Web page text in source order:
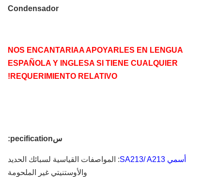
Condensador
NOS ENCANTARIAA APOYARLES EN LENGUA
ESPAÑOLA Y INGLESA SI TIENE CUALQUIER
REQUERIMIENTO RELATIVO!
pecification
:
أسمي SA213/ A213
: المواصفات القياسية لسبائك الحديد
والأوستنيتي غير الملحومة